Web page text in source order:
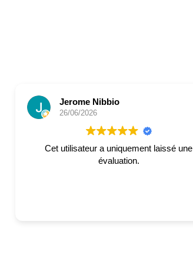
Jerome Nibbio
26/06/2026
Cet utilisateur a uniquement laissé une
évaluation.